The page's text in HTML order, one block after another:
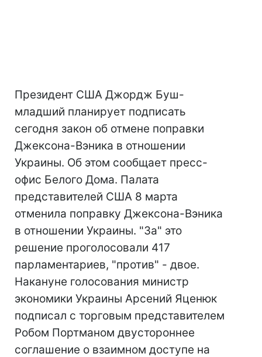
Президент США Джордж Буш-
младший планирует подписать
сегодня закон об отмене поправки
Джексона-Вэника в отношении
Украины. Об этом сообщает пресс-
офис Белого Дома. Палата
представителей США 8 марта
отменила поправку Джексона-Вэника
в отношении Украины. "За" это
решение проголосовали 417
парламентариев, "против" - двое.
Накануне голосования министр
экономики Украины Арсений Яценюк
подписал с торговым представителем
Робом Портманом двустороннее
соглашение о взаимном доступе на